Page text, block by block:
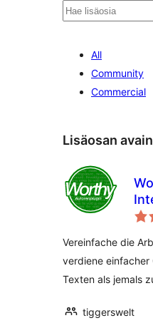
Etsi
All
Community
Commercial
Lisäosan
Vereinfache die
verdiene einfacher
Texten als jemals
tiggerswelt